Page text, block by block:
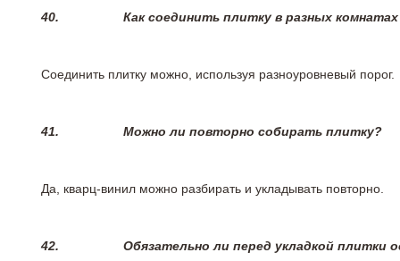
40. Как соединить плитку в разных
Соединить плитку можно, используя разноуровневый порог.
41. Можно ли повторно собирать плитку?
Да, кварц-винил можно разбирать и укладывать повторно.
42. Обязательно ли перед укладкой плитки